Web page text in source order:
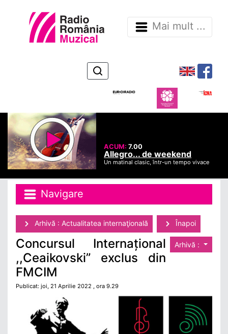
Mai mult ...
ACUM:7.00
Allegro... de weekend
Un matinal clasic, într-un tempo vivace
Navigare
Arhivă : Actualitatea internaţională Înapoi
Arhivă :
Concursul Internațional
,,Ceaikovski” exclus din
FMCIM
Publicat: joi, 21 Aprilie 2022 , ora 9.29